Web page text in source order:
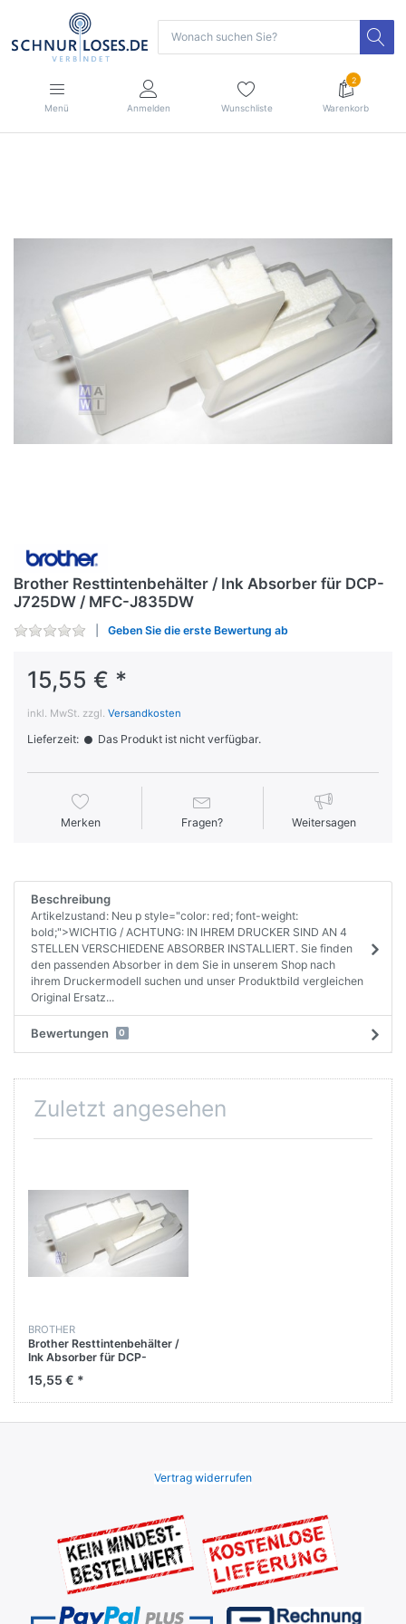
Menü Anmelden Wunschliste
2
Warenkorb
Brother Resttintenbehälter / Ink Absorber für DCP-
J725DW / MFC-J835DW
Geben Sie die erste Bewertung ab
15,55 € *
inkl. MwSt. zzgl. Versandkosten
Lieferzeit: Das Produkt ist nicht verfügbar.
Merken Fragen? Weitersagen
Beschreibung
Artikelzustand: Neu p style="color: red; font-weight:
bold;">WICHTIG / ACHTUNG: IN IHREM DRUCKER SIND AN 4
STELLEN VERSCHIEDENE ABSORBER INSTALLIERT. Sie finden
den passenden Absorber in dem Sie in unserem Shop nach
ihrem Druckermodell suchen und unser Produktbild vergleichen
Original Ersatz...
Bewertungen 0
Zuletzt angesehen
BROTHER
Brother Resttintenbehälter /
Ink Absorber für DCP-
15,55 € *
Vertrag widerrufen